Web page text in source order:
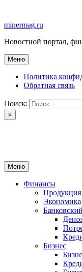
содержимому
minermag.ru
Новостной портал,
Меню
Политика
Обратная связь
Поиск:
×
Меню
Финансы
Продукция
Экономика
Бизнес